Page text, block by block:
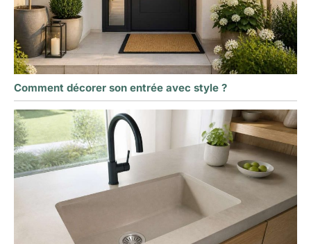
Comment décorer son entrée avec style ?